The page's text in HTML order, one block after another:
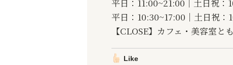
平日：11:00~21:00｜土日祝：
平日：10:30~17:00｜土日祝
【CLOSE】カフェ・美容室と
Like